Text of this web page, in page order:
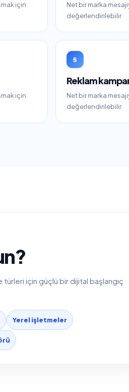
için
Net bir marka
değerlendirilebilir.
için
5
Reklam
Net bir marka
değerlendirilebilir.
türleri için güçlü bir dijital başlangıç
Yerel işletmeler